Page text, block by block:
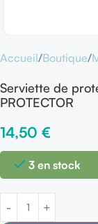
Accueil Boutique
Serviette de
PROTECTOR
14,50 €
3 en stock